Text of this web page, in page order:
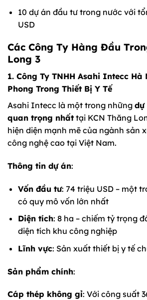
10 dự án đầu tư trong nước với
USD
Các Công Ty Hàng Đầu
Long 3
1. Công Ty TNHH Asahi Intecc
Phong Trong Thiết Bị Y Tế
Asahi Intecc là một trong những dự
quan trọng nhất tại KCN Thăng
hiện diện mạnh mẽ của ngành sản
công nghệ cao tại Việt Nam.
Thông tin dự án:
Vốn đầu tư: 74 triệu USD – một
có quy mô vốn lớn nhất
Diện tích: 8 ha – chiếm tỷ trọng
diện tích khu công nghiệp
Lĩnh vực: Sản xuất thiết bị y tế
Sản phẩm chính:
Cáp thép không gỉ: Với công suất